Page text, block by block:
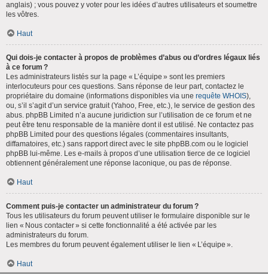
anglais) ; vous pouvez y voter pour les idées d’autres utilisateurs et soumettre
les vôtres.
Haut
Qui dois-je contacter à propos de problèmes d’abus ou d’ordres légaux liés
à ce forum ?
Les administrateurs listés sur la page « L’équipe » sont les premiers
interlocuteurs pour ces questions. Sans réponse de leur part, contactez le
propriétaire du domaine (informations disponibles via une requête WHOIS),
ou, s’il s’agit d’un service gratuit (Yahoo, Free, etc.), le service de gestion des
abus. phpBB Limited n’a aucune juridiction sur l’utilisation de ce forum et ne
peut être tenu responsable de la manière dont il est utilisé. Ne contactez pas
phpBB Limited pour des questions légales (commentaires insultants,
diffamatoires, etc.) sans rapport direct avec le site phpBB.com ou le logiciel
phpBB lui-même. Les e-mails à propos d’une utilisation tierce de ce logiciel
obtiennent généralement une réponse laconique, ou pas de réponse.
Haut
Comment puis-je contacter un administrateur du forum ?
Tous les utilisateurs du forum peuvent utiliser le formulaire disponible sur le
lien « Nous contacter » si cette fonctionnalité a été activée par les
administrateurs du forum.
Les membres du forum peuvent également utiliser le lien « L’équipe ».
Haut